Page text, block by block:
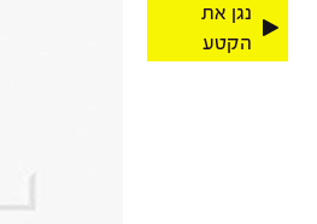
נגן את
הקטע